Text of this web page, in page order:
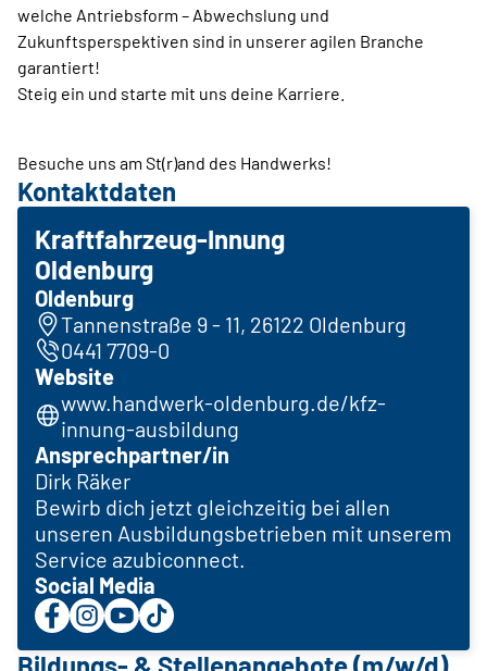
welche Antriebsform – Abwechslung und
Zukunftsperspektiven sind in unserer agilen Branche
garantiert!
Steig ein und starte mit uns deine Karriere.
Besuche uns am St(r)and des Handwerks!
Kontaktdaten
Kraftfahrzeug-Innung
Oldenburg
Oldenburg
Tannenstraße 9 - 11, 26122 Oldenburg
0441 7709-0
Website
www.handwerk-oldenburg.de/kfz-
innung-ausbildung
Ansprechpartner/in
Dirk Räker
Bewirb dich jetzt gleichzeitig bei allen
unseren Ausbildungsbetrieben mit unserem
Service azubiconnect.
Social Media